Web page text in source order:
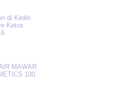
di Kediri
Ketos
MAWAR
100